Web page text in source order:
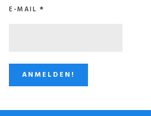
E-MAIL *